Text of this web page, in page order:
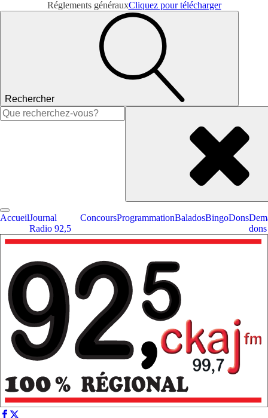
Réglements générauxCliquez pour télécharger
Rechercher
Rechercher :
AccueilJournal
Radio 92,5
ConcoursProgrammationBaladosBingoDons
dons